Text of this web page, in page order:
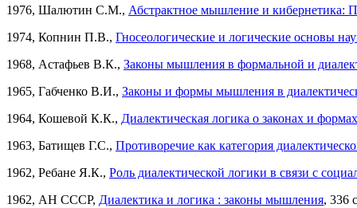
1976, Шалютин С.М., Абстрактное мышление и кибернетика:
1974, Копнин П.В., Гносеологические и логические основы
1968, Астафьев В.К., Законы мышления в формальной и
1965, Габченко В.И., Законы и формы мышления в
1964, Кошевой К.К., Диалектическая логика о законах и
1963, Батищев Г.С., Противоречие как категория
1962, Ребане Я.К., Роль диалектической логики в связи с
1962, АН СССР, Диалектика и логика : законы мышления, 336